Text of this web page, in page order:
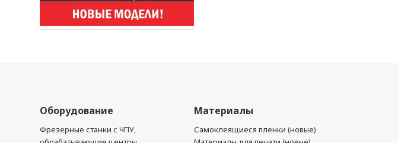
Оборудование
Фрезерные станки с ЧПУ,
Материалы
Самоклеящиеся пленки (новые)